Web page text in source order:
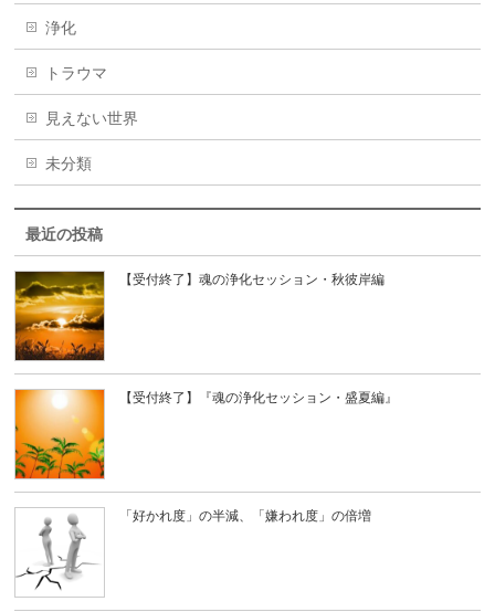
浄化
トラウマ
見えない世界
未分類
最近の投稿
【受付終了】魂の浄化セッション・秋彼岸編
【受付終了】『魂の浄化セッション・盛夏編』
「好かれ度」の半減、「嫌われ度」の倍増